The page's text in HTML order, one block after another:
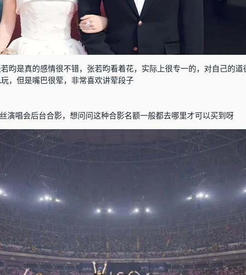
昀是真的感情很不错，张若昀看着花，实际上很专一的，对自己的道
，但是嘴巴很荤，非常喜欢讲荤段子
演唱会后台合影，想问问这种合影名额一般都去哪里才可以买到呀